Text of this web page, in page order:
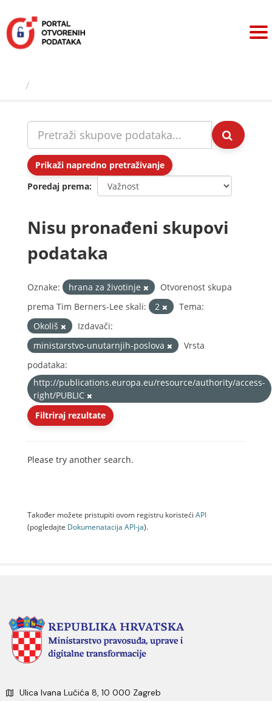
sadržaj
Prikaži napredno pretraživanje
Poredaj prema
Nisu pronađeni skupovi
podataka
Oznake: hrana za životinje
Otvorenost skupa
prema Tim Berners-Lee skali:
2
Tema:
Okoliš
Izdavači:
ministarstvo-unutarnjih-poslova
Vrsta
podataka:
http://publications.europa.eu/resource/authority/access-
right/PUBLIC
Filtriraj rezultate
Please try another search.
Također možete pristupiti ovom registru koristeći API
(pogledajte Dokumenаtаcijа API-jа).